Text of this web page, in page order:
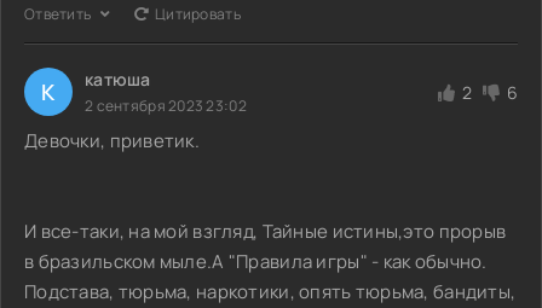
Ответить Цитировать
К катюша
2 сентября 2023 23:02
2 6
Девочки, приветик.
И все-таки, на мой взгляд, Тайные истины,это прорыв
в бразильском мыле.А "Правила игры" - как обычно.
Подстава, тюрьма, наркотики, опять тюрьма, бандиты,